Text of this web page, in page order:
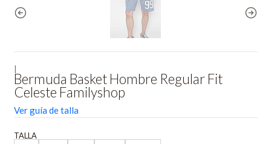
Bermuda Basket Hombre Regular Fit
Celeste Familyshop
Ver guía de talla
TALLA